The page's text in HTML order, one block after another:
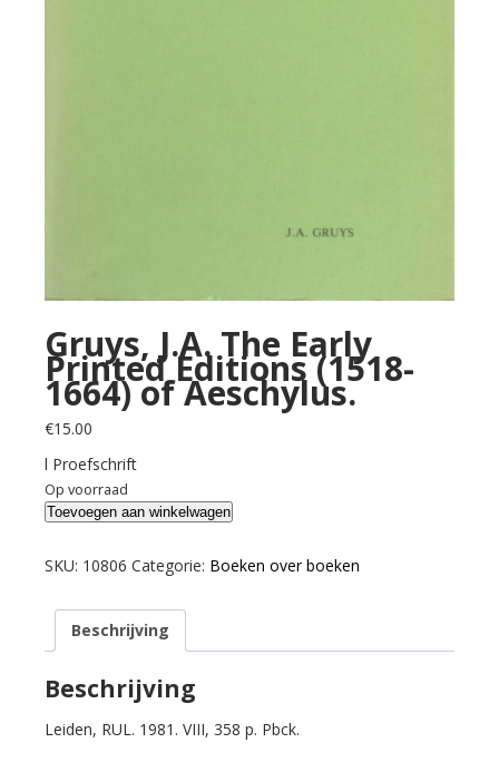
Gruys, J.A. The Early
Printed Editions (1518-
1664) of Aeschylus.
€15.00
l Proefschrift
Op voorraad
Gruys,
The
Printed
Editions
(1518-
1664)
Aeschylus.
Toevoegen aan winkelwagen
SKU: 10806 Categorie: Boeken over boeken
Beschrijving
Beschrijving
Leiden, RUL. 1981. VIII, 358 p. Pbck.